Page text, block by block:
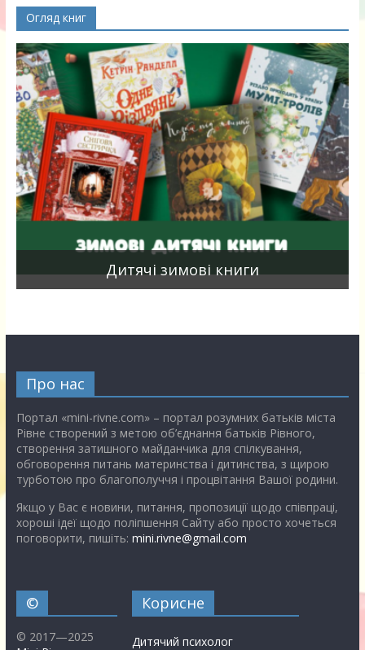
Огляд книг
Дитячі зимові книги
Про нас
Портал «mini-rivne.com» – портал розумних батьків міста
Рівне створений з метою об’єднання батьків Рівного,
створення затишного майданчика для спілкування,
обговорення питань материнства і дитинства, з щирою
турботою про благополуччя і процвітання Вашої родини.
Якщо у Вас є новини, питання, пропозиції щодо співпраці,
хороші ідеї щодо поліпшення Сайту або просто хочеться
поговорити, пишіть: mini.rivne@gmail.com
©
© 2017—2025
Корисне
Дитячий психолог